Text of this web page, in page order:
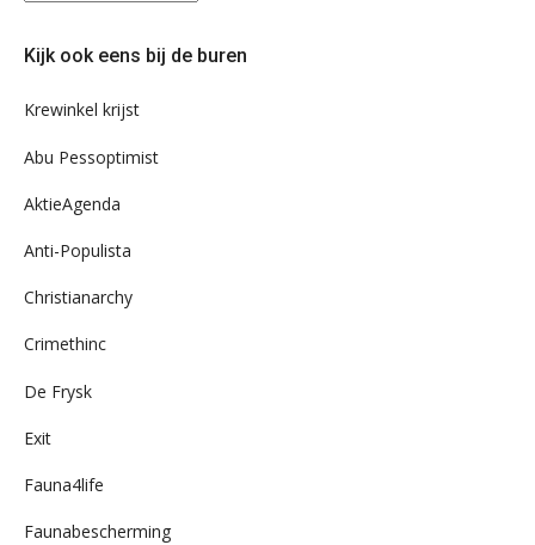
ons
Kijk ook eens bij de buren
Krewinkel krijst
Abu Pessoptimist
AktieAgenda
Anti-Populista
Christianarchy
Crimethinc
De Frysk
Exit
Fauna4life
Faunabescherming